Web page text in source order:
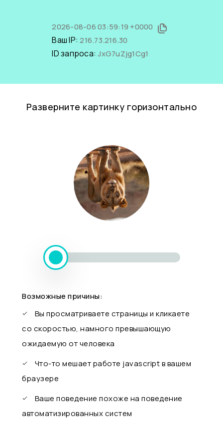
2026-08-06 03:59:19 +0000
Ваш IP:216.73.216.30
ID запроса:JxG7uZjg1Cg1
Разверните картинку горизонтально
Возможные причины:
Вы просматриваете страницы и кликаете
со скоростью, намного превышающую
ожидаемую от человека
Что-то мешает работе javascript в вашем
браузере
Ваше поведение похоже на поведение
автоматизированных систем